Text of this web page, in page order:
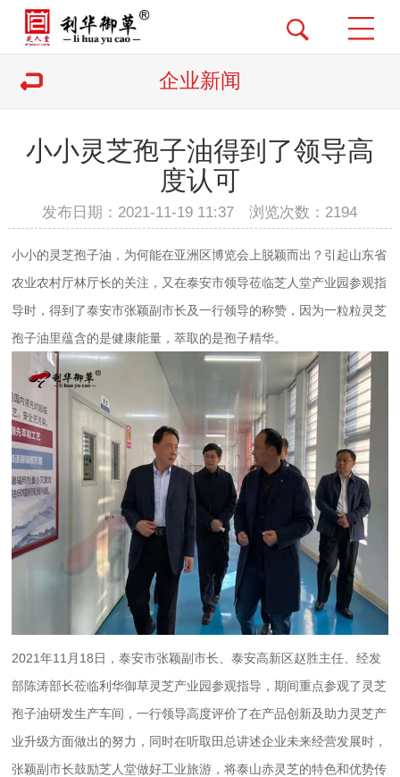
企业新闻
小小灵芝孢子油得到了领导高
度认可
发布日期：2021-11-19 11:37 浏览次数： 2194
小小的灵芝孢子油，为何能在亚洲区博览会上脱颖而出？引起山东省
农业农村厅林厅长的关注，又在泰安市领导莅临芝人堂产业园参观指
导时，得到了泰安市张颖副市长及一行领导的称赞，因为一粒粒灵芝
孢子油里蕴含的是健康能量，萃取的是孢子精华。
2021年11月18日，泰安市张颖副市长、泰安高新区赵胜主任、经发
部陈涛部长莅临利华御草灵芝产业园参观指导，期间重点参观了灵芝
孢子油研发生产车间，一行领导高度评价了在产品创新及助力灵芝产
业升级方面做出的努力，同时在听取田总讲述企业未来经营发展时，
张颖副市长鼓励芝人堂做好工业旅游，将泰山赤灵芝的特色和优势传